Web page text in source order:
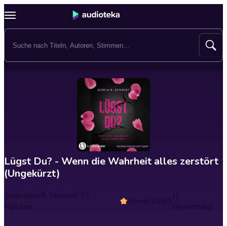
Lügst Du? - Wenn die Wahrheit alles zerstört
(Ungekürzt)
Spieldauer8 Stunden 51
Minuten
Bewertung3(1
Bewertung)